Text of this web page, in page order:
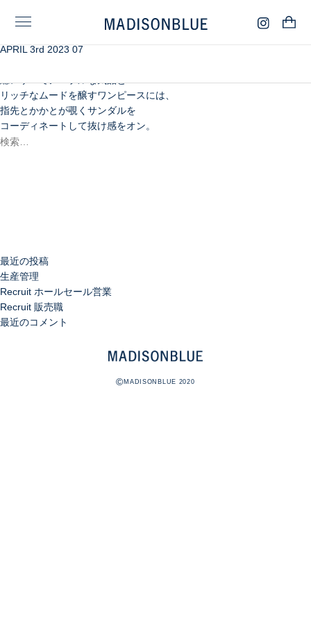
APRIL 3rd 2023 07
オイル仕上げによる独特のマット感と、
リッチなムードを醸すワンピースには、
指先とかかとが覗くサンダルを
コーディネートして抜け感をオン。
検
最近の投稿
生産管理
Recruit ホールセール営業
Recruit 販売職
最近のコメント
©MADISONBLUE 2020